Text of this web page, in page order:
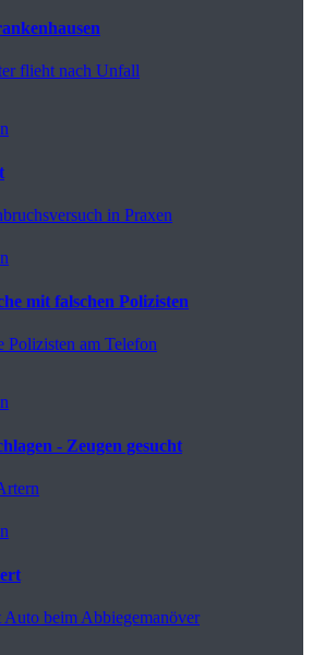
flieht nach Unfall
in Praxen
mit falschen Polizisten
Polizisten am Telefon
- Zeugen gesucht
beim Abbiegemanöver